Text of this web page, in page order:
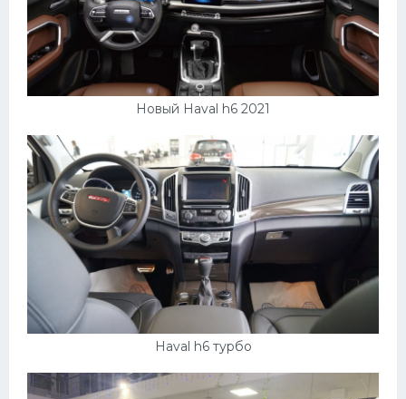
Новый Haval h6 2021
Haval h6 турбо